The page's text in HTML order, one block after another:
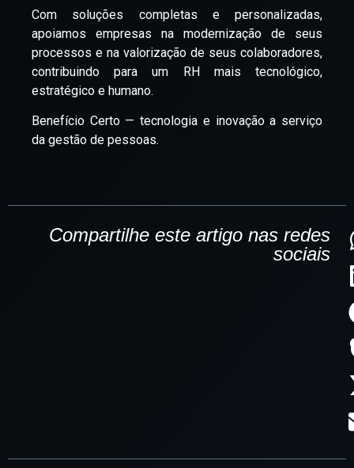
Com soluções completas e personalizadas,
apoiamos empresas na modernização de seus
processos e na valorização de seus colaboradores,
contribuindo para um RH mais tecnológico,
estratégico e humano.
Benefício Certo — tecnologia e inovação a serviço
da gestão de pessoas.
Compartilhe este artigo nas redes
sociais